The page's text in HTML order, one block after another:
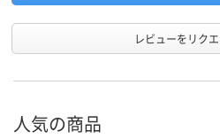
レビューをリク
人気の商品